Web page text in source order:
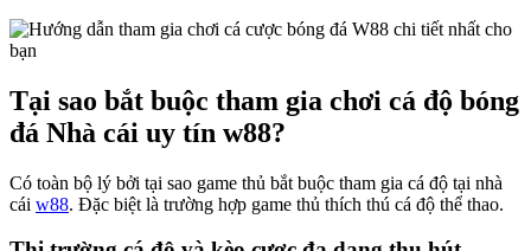
Tại sao bắt buộc tham gia chơi cá độ bóng
đá Nhà cái uy tín w88?
Có toàn bộ lý bởi tại sao game thủ bắt buộc tham gia cá độ tại nhà
cái w88. Đặc biệt là trường hợp game thủ thích thú cá độ thể thao.